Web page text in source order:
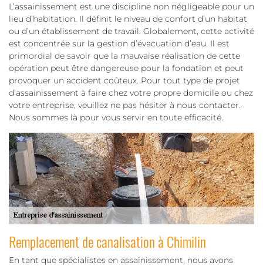
L’assainissement est une discipline non négligeable pour un
lieu d’habitation. Il définit le niveau de confort d’un habitat
ou d’un établissement de travail. Globalement, cette activité
est concentrée sur la gestion d’évacuation d’eau. Il est
primordial de savoir que la mauvaise réalisation de cette
opération peut être dangereuse pour la fondation et peut
provoquer un accident coûteux. Pour tout type de projet
d’assainissement à faire chez votre propre domicile ou chez
votre entreprise, veuillez ne pas hésiter à nous contacter.
Nous sommes là pour vous servir en toute efficacité.
Remplacement de canalisation à Chimilin
En tant que spécialistes en assainissement, nous avons